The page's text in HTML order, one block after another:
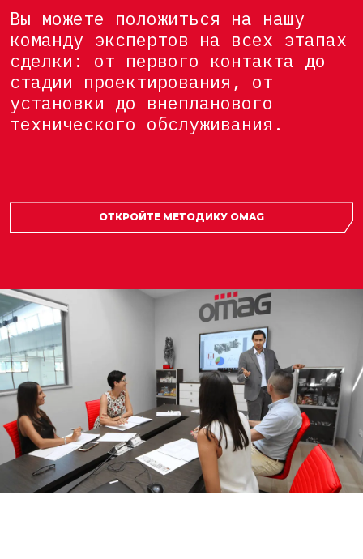
Вы можете положиться на нашу
команду экспертов на всех этапах
сделки: от первого контакта до
стадии проектирования, от
установки до внепланового
технического обслуживания.
ОТКРОЙТЕ МЕТОДИКУ OMAG